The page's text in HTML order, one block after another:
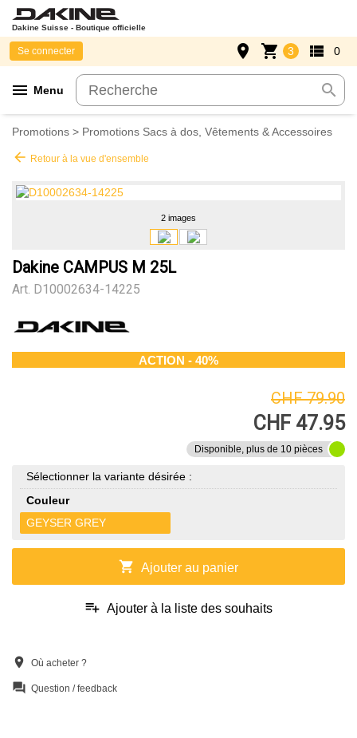
Dakine Suisse - Boutique officielle
menu Menu search
Se connecter place shopping_cart 3 view_list 0
Promotions > Promotions Sacs à dos, Vêtements & Accessoires
arrow_back Retour à la vue d'ensemble
2 images
Dakine CAMPUS M 25L
Art. D10002634-14225
ACTION - 40%
CHF 79.90
CHF 47.95
Disponible, plus de 10 pièces
Sélectionner la variante désirée :
Couleur
GEYSER GREY
shopping_cart Ajouter au panier
playlist_add Ajouter à la liste des souhaits
location_on Où acheter ?
question_answer Question / feedback